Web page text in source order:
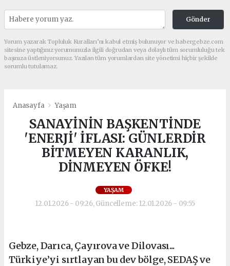
Gönder
Yorum yazarak Topluluk Kuralları’nı kabul etmiş bulunuyor ve habergebze.com
sitesine yaptığınız yorumunuzla ilgili doğrudan veya dolaylı tüm sorumluluğu tek
başınıza üstleniyorsunuz. Yazılan tüm yorumlardan site yönetimi hiçbir şekilde
sorumlu tutulamaz.
Anasayfa Yaşam
SANAYİNİN BAŞKENTİNDE
'ENERJİ' İFLASI: GÜNLERDİR
BİTMEYEN KARANLIK,
DİNMEYEN ÖFKE!
YAŞAM
12.01.2026 - 09:26, Güncelleme: 12.01.2026 - 09:55
Gebze, Darıca, Çayırova ve Dilovası...
Türkiye’yi sırtlayan bu dev bölge, SEDAŞ ve